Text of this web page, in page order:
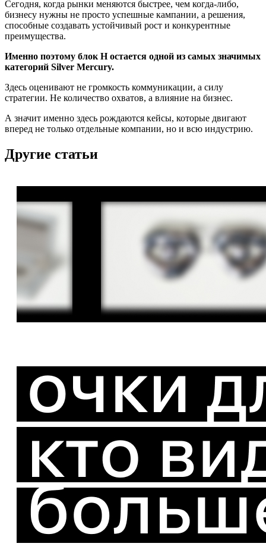
Сегодня, когда рынки меняются быстрее, чем когда-либо,
бизнесу нужны не просто успешные кампании, а решения,
способные создавать устойчивый рост и конкурентные
преимущества.
Именно поэтому блок H остается одной из самых значимых
категорий Silver Mercury.
Здесь оценивают не громкость коммуникации, а силу
стратегии. Не количество охватов, а влияние на бизнес.
А значит именно здесь рождаются кейсы, которые двигают
вперед не только отдельные компании, но и всю индустрию.
Другие статьи